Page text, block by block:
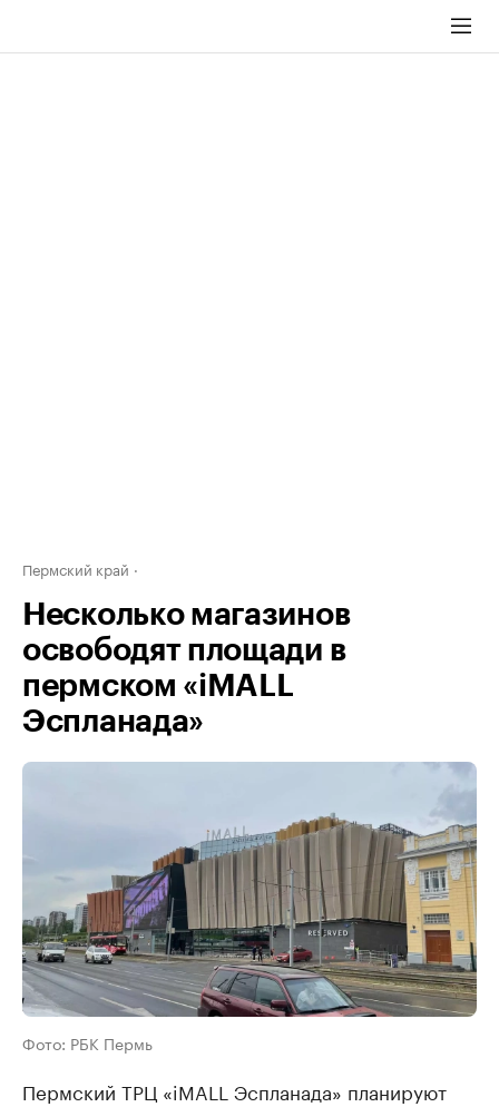
Пермский край
Несколько магазинов
освободят площади в
пермском «iMALL
Эспланада»
Фото: РБК Пермь
Пермский ТРЦ «iMALL Эспланада» планируют